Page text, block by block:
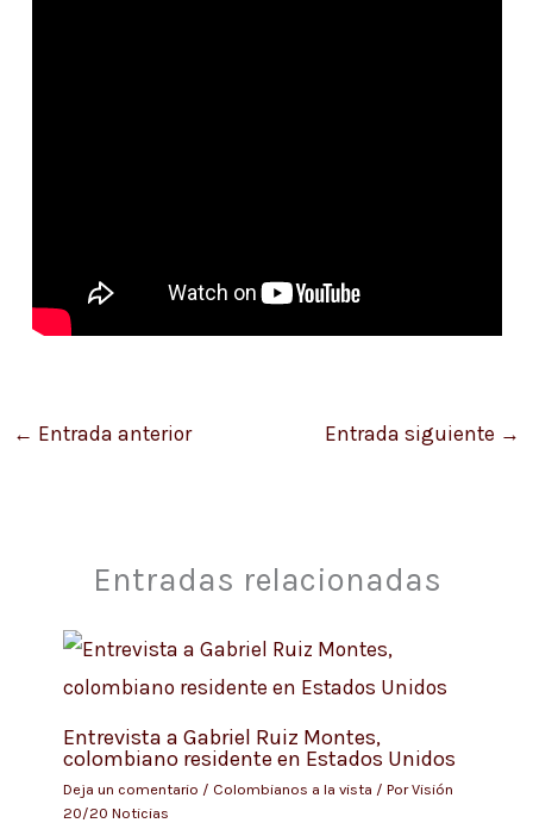
← Entrada anterior Entrada siguiente →
Entradas relacionadas
Entrevista a Gabriel Ruiz Montes,
colombiano residente en Estados Unidos
Deja un comentario / Colombianos a la vista / PorVisión
20/20 Noticias